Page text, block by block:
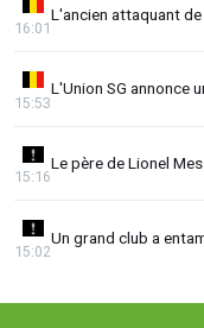
L'ancien attaquant
16:01
L'Union SG annonce
15:53
Le père de Lionel
15:16
Un grand club a
15:02